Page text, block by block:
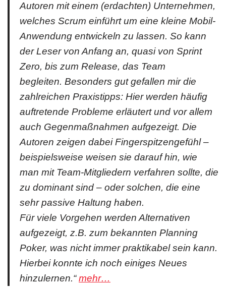
Autoren mit einem (erdachten) Unternehmen,
welches Scrum einführt um eine kleine Mobil-
Anwendung entwickeln zu lassen. So kann
der Leser von Anfang an, quasi von Sprint
Zero, bis zum Release, das Team
begleiten. Besonders gut gefallen mir die
zahlreichen Praxistipps: Hier werden häufig
auftretende Probleme erläutert und vor allem
auch Gegenmaßnahmen aufgezeigt. Die
Autoren zeigen dabei Fingerspitzengefühl –
beispielsweise weisen sie darauf hin, wie
man mit Team-Mitgliedern verfahren sollte, die
zu dominant sind – oder solchen, die eine
sehr passive Haltung haben.
Für viele Vorgehen werden Alternativen
aufgezeigt, z.B. zum bekannten Planning
Poker, was nicht immer praktikabel sein kann.
Hierbei konnte ich noch einiges Neues
hinzulernen.“mehr…